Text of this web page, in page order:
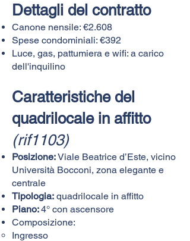
Dettagli del contratto
Canone nensile: €2.608
Spese condominiali: €392
Luce, gas, pattumiera e wifi: a carico
dell'inquilino
Caratteristiche del
quadrilocale in affitto
(rif1103)
Posizione:Viale Beatrice d’Este, vicino
Università Bocconi, zona elegante e
centrale
Tipologia: quadrilocale in affitto
Piano:4° con ascensore
Composizione:​
Ingresso